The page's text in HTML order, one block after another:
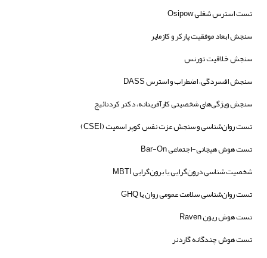
تست استرس شغلی Osipow
سنجش ابعاد موفقیت پارکر و کازمایر
سنجش خلاقیت تورنس
سنجش افسردگی، اضطراب و استرس DASS
سنجش ویژگی‌های شخصیتی کارآفرینانه، دکتر کردنائیج
تست روان‌شناسی و سنجش عزت نفس کوپر اسمیت (CSEI)
تست هوش هیجانی-اجتماعی Bar-On
شخصیت شناسی درون‌گرایی یا برون‌گرایی MBTI
تست روان‌شناسی سلامت عمومی روان یا GHQ
تست هوش ریون Raven
تست هوش چندگانه گاردنر